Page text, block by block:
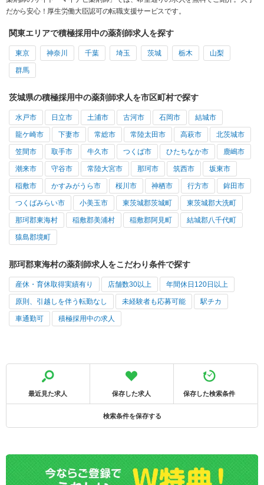
だから安心！厚生労働大臣認可の転職支援サービスです。
関東エリアで積極採用中の薬剤師求人を探す
東京 神奈川 千葉 埼玉 茨城 栃木 山梨
群馬
茨城県の積極採用中の薬剤師求人を市区町村で探す
水戸市 日立市 土浦市 古河市 石岡市 結城市
龍ケ崎市 下妻市 常総市 常陸太田市 高萩市 北茨城市
笠間市 取手市 牛久市 つくば市 ひたちなか市 鹿嶋市
潮来市 守谷市 常陸大宮市 那珂市 筑西市 坂東市
稲敷市 かすみがうら市 桜川市 神栖市 行方市 鉾田市
つくばみらい市 小美玉市 東茨城郡茨城町 東茨城郡大洗町
那珂郡東海村 稲敷郡美浦村 稲敷郡阿見町 結城郡八千代町
猿島郡境町
那珂郡東海村の薬剤師求人をこだわり条件で探す
産休・育休取得実績有り 店舗数30以上 年間休日120日以上
原則、引越しを伴う転勤なし 未経験者も応募可能 駅チカ
車通勤可 積極採用中の求人
最近見た求人 保存した求人 保存した検索条件
検索条件を保存する